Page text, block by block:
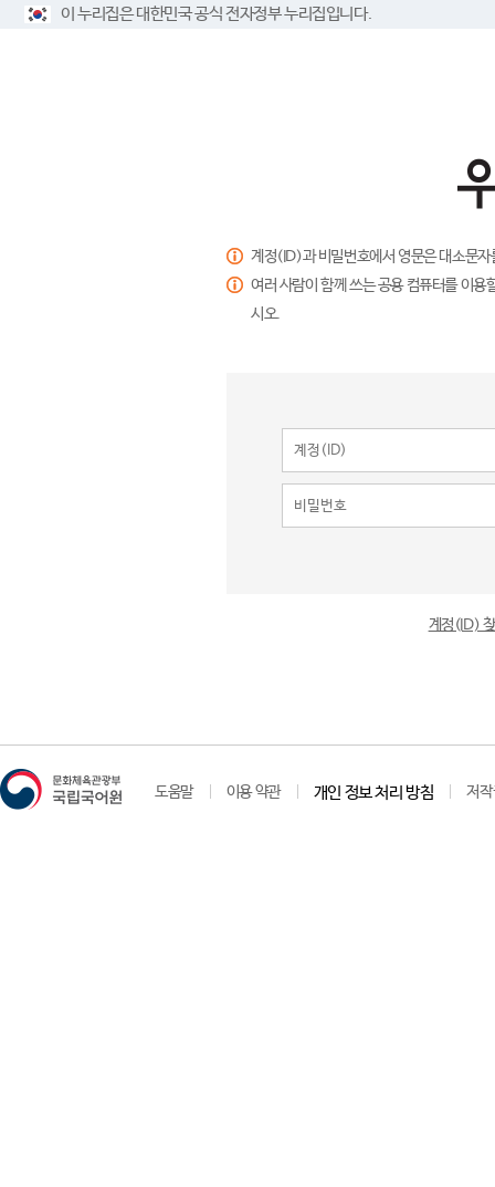
이 누리집은 대한민국 공식 전자정부 누리집입니다.
계정(ID)과 비밀번호에서 영문은 대소문
여러 사람이 함께 쓰는 공용 컴퓨터를 이
시오.
계정(ID)
도움말 이용 약관 개인 정보 처리 방침 저